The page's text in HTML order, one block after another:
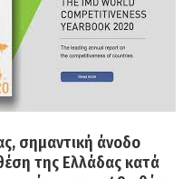
σημαντική άνοδο
της Ελλάδας κατά